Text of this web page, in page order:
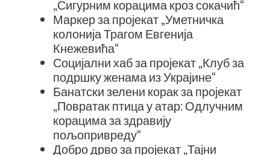
„Сигурним корацима кроз сокачић“
Маркер за пројекат „Уметничка
колонија Трагом Евгенија
Кнежевића“
Социјални хаб за пројекат „Клуб за
подршку женама из Украјине“
Банатски зелени корак за пројекат
„Повратак птица у атар: Одлучним
корацима за здравију
пољопривреду“
Добро дрво за пројекат „Тајни